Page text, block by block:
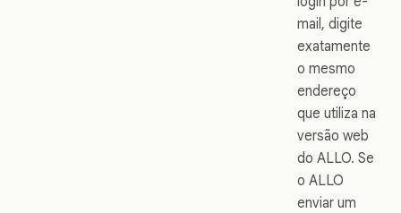
mail, digite
exatamente
o mesmo
endereço
que utiliza na
versão web
do ALLO. Se
o ALLO
enviar um